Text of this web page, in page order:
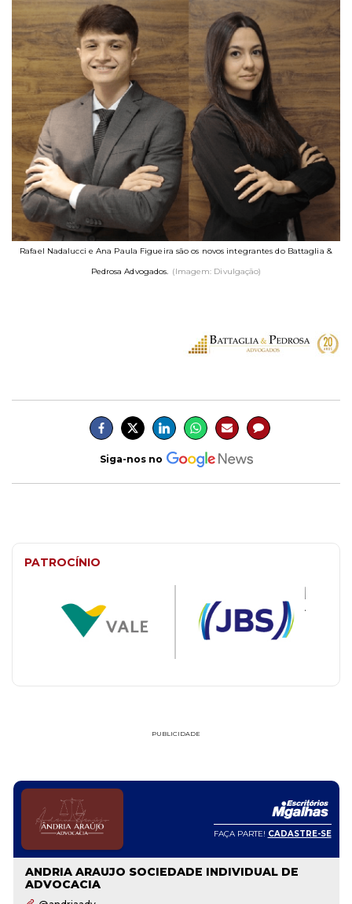
Rafael Nadalucci e Ana Paula Figueira são os novos integrantes do Battaglia &
Pedrosa Advogados. (Imagem: Divulgação)
Siga-nos no
PATROCÍNIO
PUBLICIDADE
FAÇA PARTE! CADASTRE-SE
ANDRIA ARAUJO SOCIEDADE INDIVIDUAL DE
ADVOCACIA